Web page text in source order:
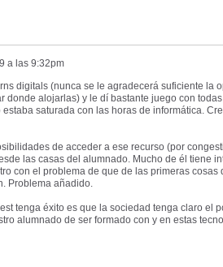
a las 9:32pm
digitals (nunca se le agradecerá suficiente la
donde alojarlas) y le dí bastante juego con
saturada con las horas de informática.
de acceder a ese recurso (por
las casas del alumnado. Mucho de él tiene
con el problema de que de las primeras cosas
Problema añadido.
tenga éxito es que la sociedad tenga claro el
alumnado de ser formado con y en estas